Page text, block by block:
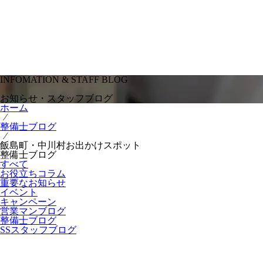
INFOMATION & STAFF BLOG
お知らせ・スタッフブログ
ホーム
⁄
整備士ブログ
⁄
飯島町・中川村お出かけスポット
整備士ブログ
すべて
お役立ちコラム
重要なお知らせ
イベント
キャンペーン
営業マンブログ
整備士ブログ
SSスタッフブログ